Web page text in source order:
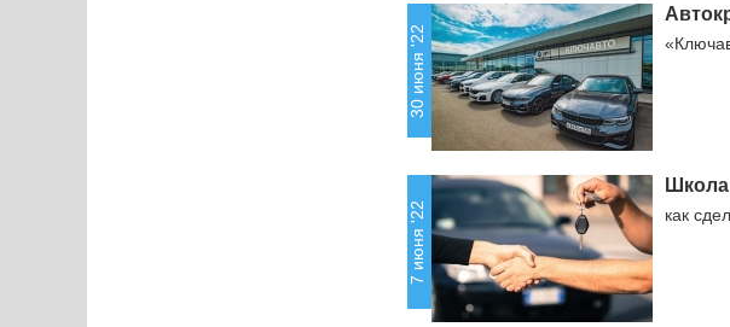
30 июня '22
7 июня '22
Школа
как